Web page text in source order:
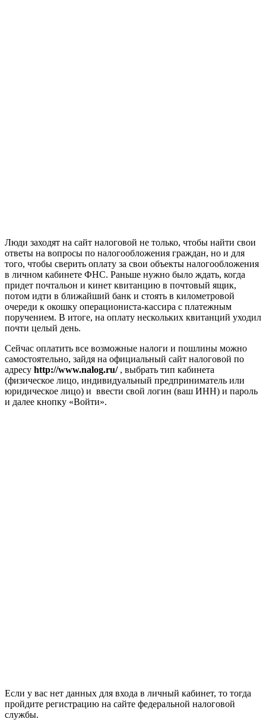
Люди заходят на сайт налоговой не только, чтобы найти свои
ответы на вопросы по налогообложения граждан, но и для
того, чтобы сверить оплату за свои объекты налогообложения
в личном кабинете ФНС. Раньше нужно было ждать, когда
придет почтальон и кинет квитанцию в почтовый ящик,
потом идти в ближайший банк и стоять в километровой
очереди к окошку операциониста-кассира с платежным
поручением. В итоге, на оплату нескольких квитанций уходил
почти целый день.
Сейчас оплатить все возможные налоги и пошлины можно
самостоятельно, зайдя на официальный сайт налоговой по
адресу http://www.nalog.ru/, выбрать тип кабинета
(физическое лицо, индивидуальный предприниматель или
юридическое лицо) и ввести свой логин (ваш ИНН) и пароль
и далее кнопку «Войти».
Если у вас нет данных для входа в личный кабинет, то тогда
пройдите регистрацию на сайте федеральной налоговой
службы.